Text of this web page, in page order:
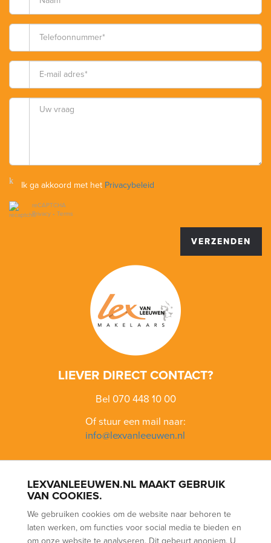
LEXVANLEEUWEN.NL MAAKT GEBRUIK
VAN COOKIES.
We gebruiken cookies om de website naar behoren te
laten werken, om functies voor social media te bieden en
Ik ga akkoord met het Privacybeleid
reCAPTCHA
Privacy • Terms
VERZENDEN
LIEVER DIRECT CONTACT?
Bel 070 448 10 00
Of stuur een mail naar:
info@lexvanleeuwen.nl
BLOEMENBUURT BOHEMEN BOMENBUURT
KIJKDUIN
LOOSDUINEN
SCHEVENINGEN
WALDECK
VERKOOP VERHUUR (NWWI) TAXATIES